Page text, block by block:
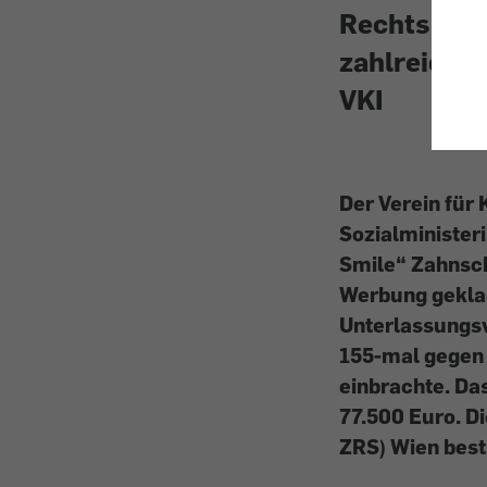
VKI
Der Verein für
Smile“
Werbung
155-mal
einbrachte.
77.500 Euro.
ZRS) Wien